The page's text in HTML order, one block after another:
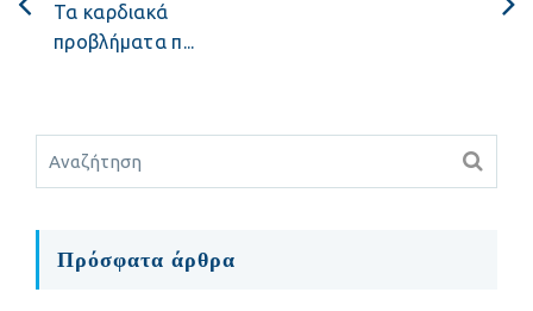
Τα καρδιακά
προβλήματα π...
Πρόσφατα άρθρα